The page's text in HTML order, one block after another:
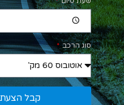
סוג הרכב
קבל הצעת